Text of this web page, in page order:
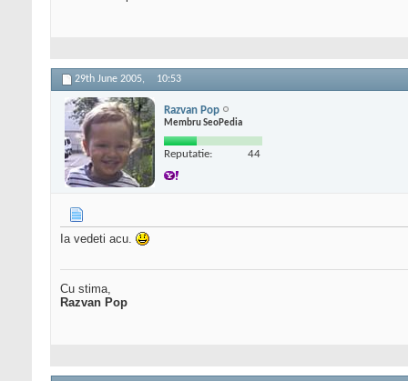
29th June 2005, 10:53
Razvan Pop
Membru SeoPedia
Reputatie: 44
Ia vedeti acu.
Cu stima,
Razvan Pop